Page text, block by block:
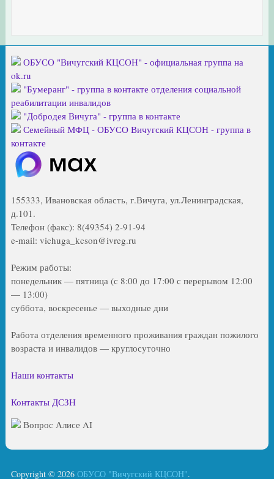
ОБУСО "Вичугский КЦСОН" - официальная группа на
ok.ru
"Бумеранг" - группа в контакте отделения социальной
реабилитации инвалидов
"Добродея Вичуга" - группа в контакте
Семейный МФЦ - ОБУСО Вичугский КЦСОН - группа в
контакте
155333, Ивановская область, г.Вичуга, ул.Ленинградская,
д.101.
Телефон (факс): 8(49354) 2-91-94
e-mail: vichuga_kcson@ivreg.ru
Режим работы:
понедельник — пятница (с 8:00 до 17:00 с перерывом 12:00
— 13:00)
суббота, воскресенье — выходные дни
Работа отделения временного проживания граждан пожилого
возраста и инвалидов — круглосуточно
Наши контакты
Контакты ДСЗН
Вопрос Алисе AI
Copyright © 2026 ОБУСО "Вичугский КЦСОН".